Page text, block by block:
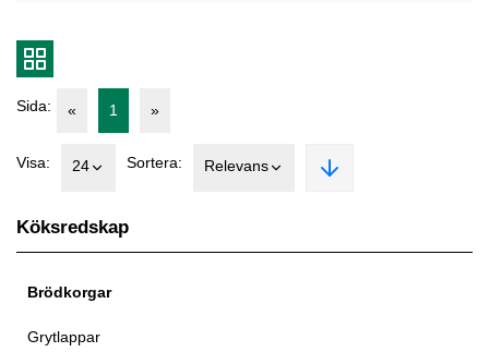
Köksredskap
Brödkorgar
Grytlappar
Sida: « 1 »
Visa: 24 Sortera: Relevans